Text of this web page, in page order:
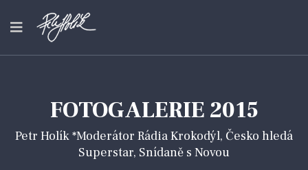
FOTOGALERIE 2015
Petr Holík *Moderátor Rádia Krokodýl, Česko hledá
Superstar, Snídaně s Novou